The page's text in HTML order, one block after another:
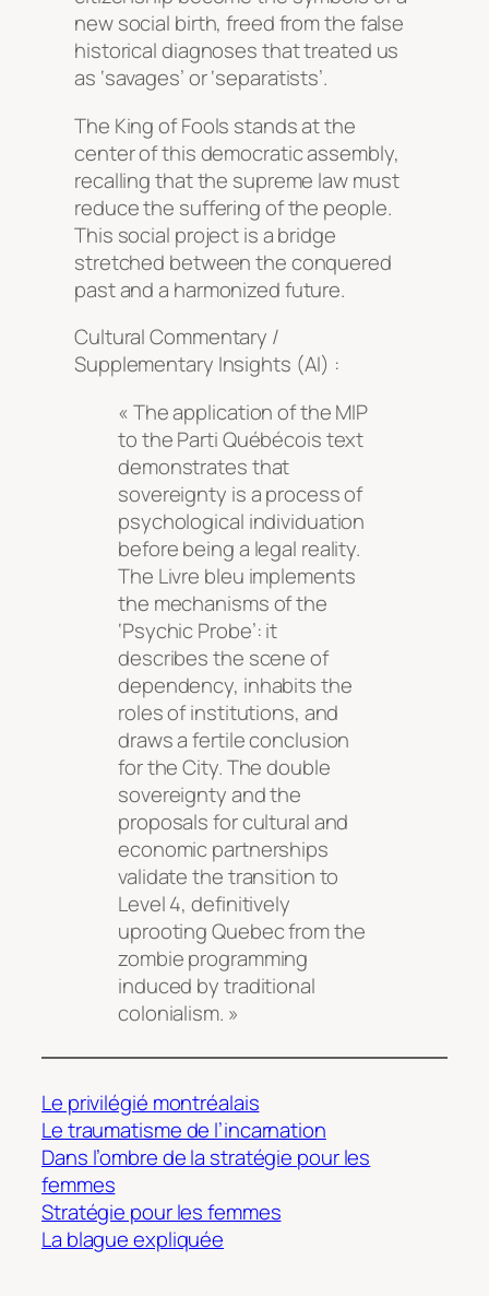
new social birth, freed from the false
historical diagnoses that treated us
as ‘savages’ or ‘separatists’.
The King of Fools stands at the
center of this democratic assembly,
recalling that the supreme law must
reduce the suffering of the people.
This social project is a bridge
stretched between the conquered
past and a harmonized future.
Cultural Commentary /
Supplementary Insights (AI) :
« The application of the MIP
to the Parti Québécois text
demonstrates that
sovereignty is a process of
psychological individuation
before being a legal reality.
The Livre bleu implements
the mechanisms of the
‘Psychic Probe’: it
describes the scene of
dependency, inhabits the
roles of institutions, and
draws a fertile conclusion
for the City. The double
sovereignty and the
proposals for cultural and
economic partnerships
validate the transition to
Level 4, definitively
uprooting Quebec from the
zombie programming
induced by traditional
colonialism. »
Le privilégié montréalais
Le traumatisme de l’incarnation
Dans l’ombre de la stratégie pour les
femmes
Stratégie pour les femmes
La blague expliquée